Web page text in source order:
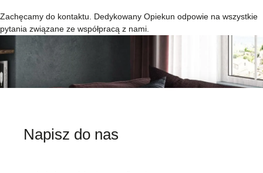
Zachęcamy do kontaktu. Dedykowany Opiekun odpowie na wszystkie
pytania związane ze współpracą z nami.
Napisz do nas